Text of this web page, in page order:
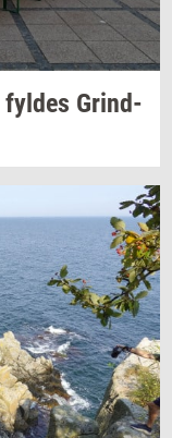
fyl­des Grind­